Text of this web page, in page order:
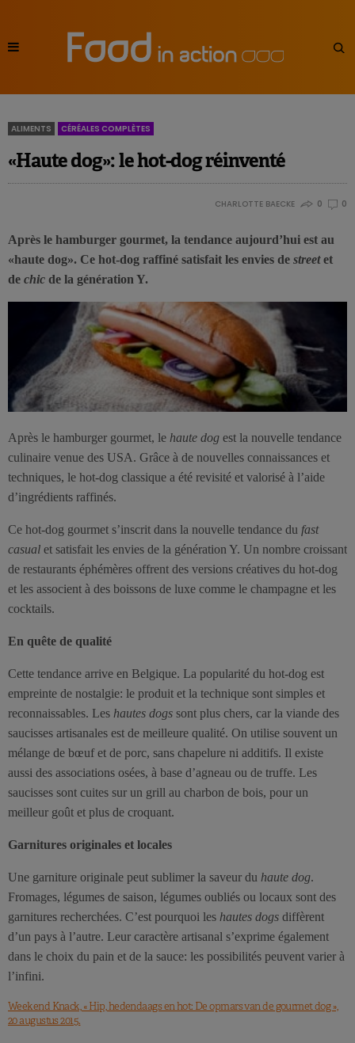
ALIMENTS CÉRÉALES COMPLÈTES
«Haute dog»: le hot-dog réinventé
CHARLOTTE BAECKE 0 0
Après le hamburger gourmet, la tendance aujourd’hui est au
«haute dog». Ce hot-dog raffiné satisfait les envies de streetet
de chic de la génération Y.
Après le hamburger gourmet, le haute dog est la nouvelle tendance
culinaire venue des USA. Grâce à de nouvelles connaissances et
techniques, le hot-dog classique a été revisité et valorisé à l’aide
d’ingrédients raffinés.
Ce hot-dog gourmet s’inscrit dans la nouvelle tendance du fast
casual et satisfait les envies de la génération Y. Un nombre croissant
de restaurants éphémères offrent des versions créatives du hot-dog
et les associent à des boissons de luxe comme le champagne et les
cocktails.
En quête de qualité
Cette tendance arrive en Belgique. La popularité du hot-dog est
empreinte de nostalgie: le produit et la technique sont simples et
reconnaissables. Les hautes dogs sont plus chers, car la viande des
saucisses artisanales est de meilleure qualité. On utilise souvent un
mélange de bœuf et de porc, sans chapelure ni additifs. Il existe
aussi des associations osées, à base d’agneau ou de truffe. Les
saucisses sont cuites sur un grill au charbon de bois, pour un
meilleur goût et plus de croquant.
Garnitures originales et locales
Une garniture originale peut sublimer la saveur du haute dog.
Fromages, légumes de saison, légumes oubliés ou locaux sont des
garnitures recherchées. C’est pourquoi les hautes dogs diffèrent
d’un pays à l’autre. Leur caractère artisanal s’exprime également
dans le choix du pain et de la sauce: les possibilités peuvent varier à
l’infini.
Weekend Knack, « Hip, hedendaags en hot: De opmars van de gourmet dog »,
20 augustus 2015.